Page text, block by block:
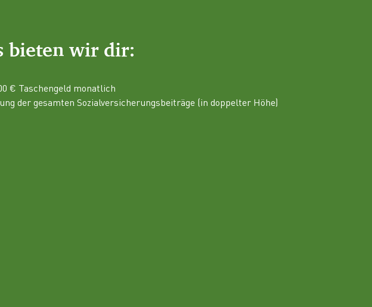
bieten wir dir:
€ Taschengeld monatlich
der gesamten Sozialversicherungsbeiträge (in doppelter Höhe)